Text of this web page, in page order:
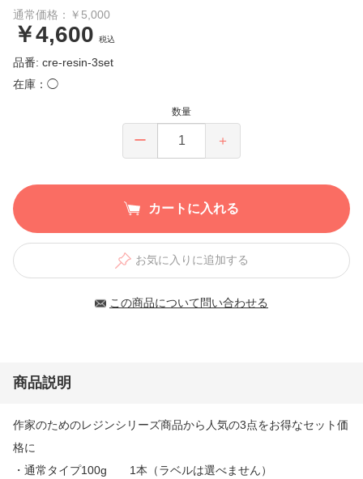
通常価格：￥5,000
￥4,600 税込
品番: cre-resin-3set
在庫：◯
数量
ー ＋
カートに入れる
お気に入りに追加する
この商品について問い合わせる
商品説明
作家のためのレジンシリーズ商品から人気の3点をお得なセット価
格に
・通常タイプ100g 1本（ラベルは選べません）